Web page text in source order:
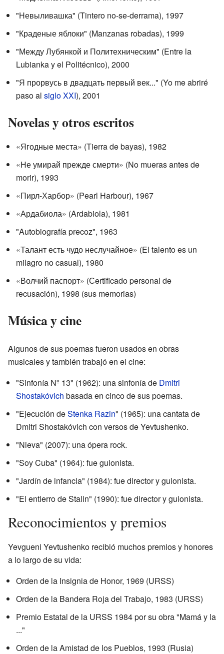
"Невыливашка" (Tintero no-se-derrama), 1997
"Краденые яблоки" (Manzanas robadas), 1999
"Между Лубянкой и Политехническим" (Entre la
Lubianka y el Politécnico), 2000
"Я прорвусь в двадцать первый век..." (Yo me abriré
paso al siglo XXI), 2001
Novelas y otros escritos
«Ягодные места» (Tierra de bayas), 1982
«Не умирай прежде смерти» (No mueras antes de
morir), 1993
«Пирл-Харбор» (Pearl Harbour), 1967
«Ардабиола» (Ardabiola), 1981
"Autobiografía precoz", 1963
«Талант есть чудо неслучайное» (El talento es un
milagro no casual), 1980
«Волчий паспорт» (Сertificado personal de
recusación), 1998 (sus memorias)
Música y cine
Algunos de sus poemas fueron usados en obras
musicales y también trabajó en el cine:
"Sinfonía Nº 13" (1962): una sinfonía de Dmitri
Shostakóvich basada en cinco de sus poemas.
"Ejecución deStenka Razin" (1965): una cantata de
Dmitri Shostakóvich con versos de Yevtushenko.
"Nieva" (2007): una ópera rock.
"Soy Cuba" (1964): fue guionista.
"Jardín de infancia" (1984): fue director y guionista.
"El entierro de Stalin" (1990): fue director y guionista.
Reconocimientos y premios
Yevgueni Yevtushenko recibió muchos premios y honores
a lo largo de su vida:
Orden de la Insignia de Honor, 1969 (URSS)
Orden de la Bandera Roja del Trabajo, 1983 (URSS)
Premio Estatal de la URSS 1984 por su obra "Mamá y la
..."
Orden de la Amistad de los Pueblos, 1993 (Rusia)